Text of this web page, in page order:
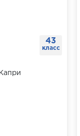
43
класс